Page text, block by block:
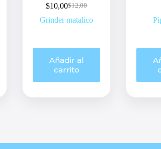
$12,00
Original
price
$10,00Current
price
Grinder matalico
Añadir al
carrito